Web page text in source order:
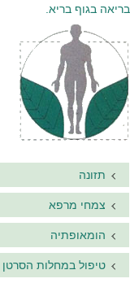
בריאה בגוף בריא.
תזונה
צמחי מרפא
הומאופתיה
טיפול במחלות הסרטן